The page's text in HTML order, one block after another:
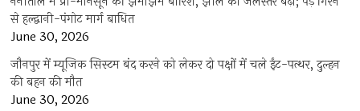
से हल्द्वानी-पंगोट मार्ग बाधित
June 30, 2026
जौनपुर में म्यूजिक सिस्टम बंद करने को लेकर दो पक्षों में चले ईंट-पत्थर, दुल्हन
की बहन की मौत
June 30, 2026